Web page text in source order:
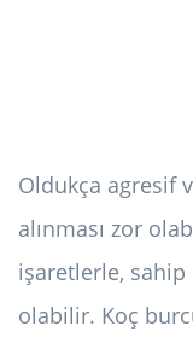
Oldukça agresif
alınması zor
işaretlerle,
olabilir. Koç